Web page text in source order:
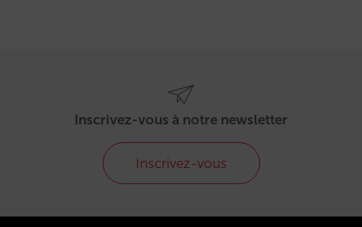
Inscrivez-vous à notre newsletter
Inscrivez-vous